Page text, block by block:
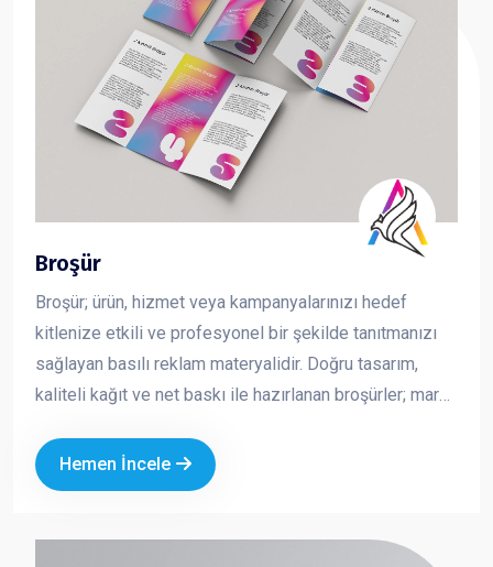
Broşür
Broşür; ürün, hizmet veya kampanyalarınızı hedef
kitlenize etkili ve profesyonel bir şekilde tanıtmanızı
sağlayan basılı reklam materyalidir. Doğru tasarım,
kaliteli kağıt ve net baskı ile hazırlanan broşürler; marka
akılda kalıcılığı artırır. Fuar, açılış, kampanya, kurumsal
tanıtım ve saha dağıtımı gibi birçok alanda tercih edilen
Hemen İncele